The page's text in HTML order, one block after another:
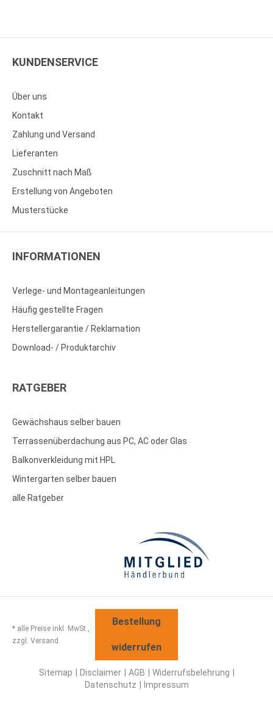
KUNDENSERVICE
Über uns
Kontakt
Zahlung und Versand
Lieferanten
Zuschnitt nach Maß
Erstellung von Angeboten
Musterstücke
INFORMATIONEN
Verlege- und Montageanleitungen
Häufig gestellte Fragen
Herstellergarantie / Reklamation
Download- / Produktarchiv
RATGEBER
Gewächshaus selber bauen
Terrassenüberdachung aus PC, AC oder Glas
Balkonverkleidung mit HPL
Wintergarten selber bauen
alle Ratgeber
* alle Preise inkl. MwSt.,
zzgl. Versand.
Bestellung
widerrufen
Sitemap Disclaimer AGB
Widerrufsbelehrung
Datenschutz
Impressum